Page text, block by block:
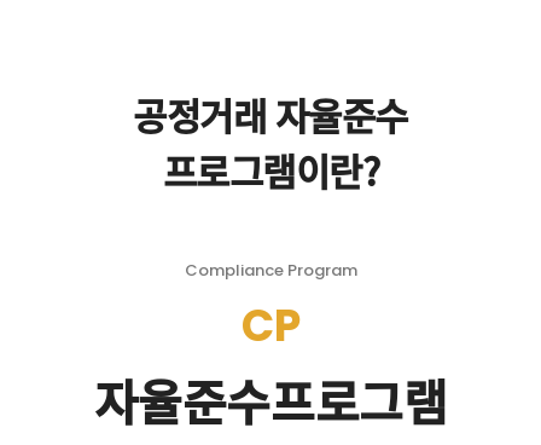
공정거래 자율준수
프로그램이란?
Compliance Program
CP
자율준수프로그램